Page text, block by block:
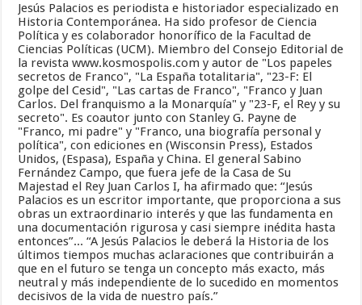
Jesús Palacios es periodista e historiador especializado en
Historia Contemporánea. Ha sido profesor de Ciencia
Política y es colaborador honorífico de la Facultad de
Ciencias Políticas (UCM). Miembro del Consejo Editorial de
la revista www.kosmospolis.com y autor de "Los papeles
secretos de Franco", "La España totalitaria", "23-F: El
golpe del Cesid", "Las cartas de Franco", "Franco y Juan
Carlos. Del franquismo a la Monarquía" y "23-F, el Rey y su
secreto". Es coautor junto con Stanley G. Payne de
"Franco, mi padre" y "Franco, una biografía personal y
política", con ediciones en (Wisconsin Press), Estados
Unidos, (Espasa), España y China. El general Sabino
Fernández Campo, que fuera jefe de la Casa de Su
Majestad el Rey Juan Carlos I, ha afirmado que: “Jesús
Palacios es un escritor importante, que proporciona a sus
obras un extraordinario interés y que las fundamenta en
una documentación rigurosa y casi siempre inédita hasta
entonces”... “A Jesús Palacios le deberá la Historia de los
últimos tiempos muchas aclaraciones que contribuirán a
que en el futuro se tenga un concepto más exacto, más
neutral y más independiente de lo sucedido en momentos
decisivos de la vida de nuestro país.”